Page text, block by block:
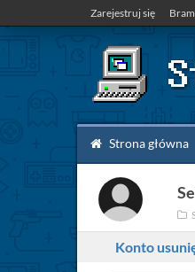
Zarejestruj się
Strona główna
Konto